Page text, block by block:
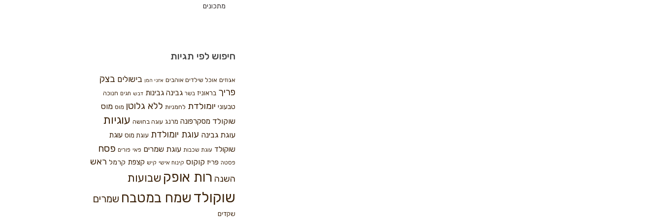
מתכונים
חיפוש לפי תגיות
אגוזים אוכל שילדים אוהבים אזני המן בישולים בצק
פריך בראוניז בשר גבינה גבינות דבש חגים חנוכה
טבעוני יומולדת לחמניות ללא גלוטן מוס מוס
שוקולד מסקרפונה מרנג עוגה בחושה עוגיות
עוגת גבינה עוגת יומולדת עוגת מוס עוגת
שוקולד עוגת שכבות עוגת שמרים פאי פורים פסח
פסטה פריז קוקוס קינוח אישי קיש קצפת קרמל ראש
השנה רות אופק שבועות
שוקולד שמח במטבח שמרים
שקדים